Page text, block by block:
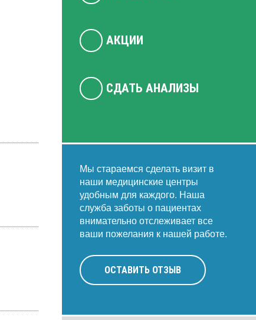
АКЦИИ
СДАТЬ АНАЛИЗЫ
Мы стараемся сделать визит в
наши медицинские центры
удобным для каждого. Наша
служба заботы о пациентах
внимательно отслеживает все
ваши пожелания к нашей работе.
ОСТАВИТЬ ОТЗЫВ